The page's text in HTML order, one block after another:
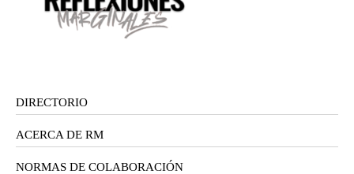
DIRECTORIO
ACERCA DE RM
NORMAS DE COLABORACIÓN